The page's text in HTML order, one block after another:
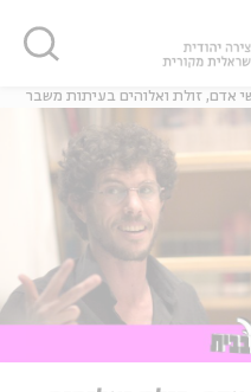
אדם, זולת ואלוהים בעיתות משבר